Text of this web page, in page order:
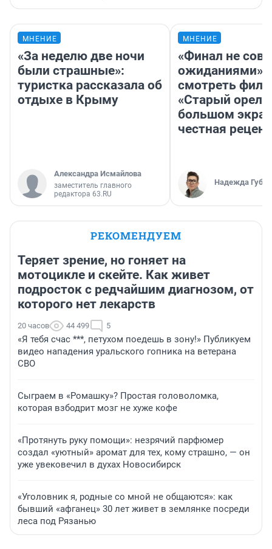
МНЕНИЕ
«За неделю две ночи
были страшные»:
туристка рассказала об
отдыхе в Крыму
Александра Исмайлова
заместитель главного
редактора 63.RU
МНЕНИЕ
«Финал не
ожиданиями»:
смотреть
«Старый орел»
большом
честная
Надежда
РЕКОМЕНДУЕМ
Теряет зрение, но гоняет на
мотоцикле и скейте. Как живет
подросток с редчайшим диагнозом, от
которого нет лекарств
20 часов 44 499 5
«Я тебя счас ***, петухом поедешь в зону!» Публикуем
видео нападения уральского гопника на ветерана
СВО
Сыграем в «Ромашку»? Простая головоломка,
которая взбодрит мозг не хуже кофе
«Протянуть руку помощи»: незрячий парфюмер
создал «уютный» аромат для тех, кому страшно, — он
уже увековечил в духах Новосибирск
«Уголовник я, родные со мной не общаются»: как
бывший «афганец» 30 лет живет в землянке посреди
леса под Рязанью